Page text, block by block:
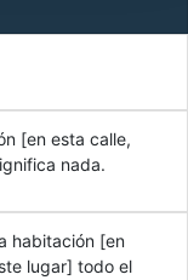
[en esta calle,
nada.
habitación [en
lugar] todo el